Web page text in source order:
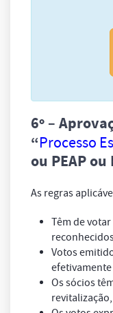
6º –
“Processo
ou PEAP ou
As regras
Têm de
Votos
Os sócios